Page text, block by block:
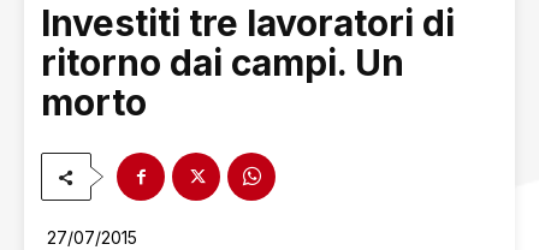
Investiti tre lavoratori di
ritorno dai campi. Un
morto
27/07/2015